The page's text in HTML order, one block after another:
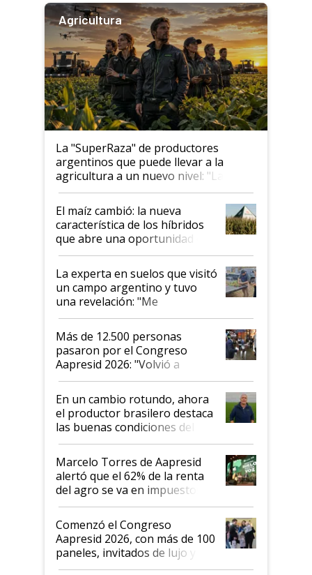
Agricultura
La "SuperRaza" de productores
argentinos que puede llevar a la
agricultura a un nuevo nivel: "Las
posibilidades de crecimiento son
infinitas"
El maíz cambió: la nueva
característica de los híbridos
que abre una oportunidad en
el lote
La experta en suelos que visitó
un campo argentino y tuvo
una revelación: "Me
impresionó mucho"
Más de 12.500 personas
pasaron por el Congreso
Aapresid 2026: "Volvió a
demostrar que hablar del
suelo es hablar de todo el
sistema productivo"
En un cambio rotundo, ahora
el productor brasilero destaca
las buenas condiciones del
agro argentino para invertir:
"Los veo más motivados"
Marcelo Torres de Aapresid
alertó que el 62% de la renta
del agro se va en impuestos:
"No es bueno que en
Argentina se sigan discutiendo
las mismas cosas de hace 50
años"
Comenzó el Congreso
Aapresid 2026, con más de 100
paneles, invitados de lujo y
todas las tendencias